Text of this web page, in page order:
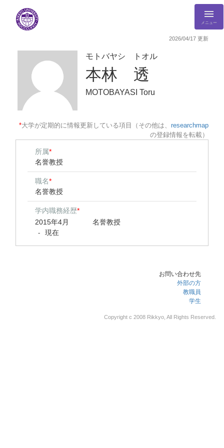
メニュー
2026/04/17 更新
モトバヤシ トオル
本林 透
MOTOBAYASI Toru
*大学が定期的に情報更新している項目（その他は、 researchmap
の登録情報を転載）
所属*
名誉教授
職名*
名誉教授
学内職務経歴*
2015年4月
- 現在
名誉教授
お問い合わせ先
外部の方
教職員
学生
Copyright c 2008 Rikkyo, All Rights Reserved.